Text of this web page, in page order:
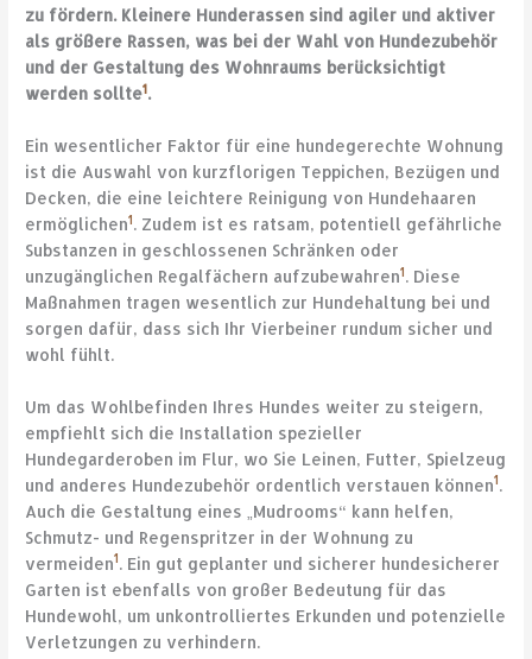
zu fördern. Kleinere Hunderassen sind agiler und aktiver
als größere Rassen, was bei der Wahl von Hundezubehör
und der Gestaltung des Wohnraums berücksichtigt
werden sollte1.
Ein wesentlicher Faktor für eine hundegerechte Wohnung
ist die Auswahl von kurzflorigen Teppichen, Bezügen und
Decken, die eine leichtere Reinigung von Hundehaaren
ermöglichen1. Zudem ist es ratsam, potentiell gefährliche
Substanzen in geschlossenen Schränken oder
unzugänglichen Regalfächern aufzubewahren1. Diese
Maßnahmen tragen wesentlich zur Hundehaltung bei und
sorgen dafür, dass sich Ihr Vierbeiner rundum sicher und
wohl fühlt.
Um das Wohlbefinden Ihres Hundes weiter zu steigern,
empfiehlt sich die Installation spezieller
Hundegarderoben im Flur, wo Sie Leinen, Futter, Spielzeug
und anderes Hundezubehör ordentlich verstauen können1.
Auch die Gestaltung eines „Mudrooms“ kann helfen,
Schmutz- und Regenspritzer in der Wohnung zu
vermeiden1. Ein gut geplanter und sicherer hundesicherer
Garten ist ebenfalls von großer Bedeutung für das
Hundewohl, um unkontrolliertes Erkunden und potenzielle
Verletzungen zu verhindern.